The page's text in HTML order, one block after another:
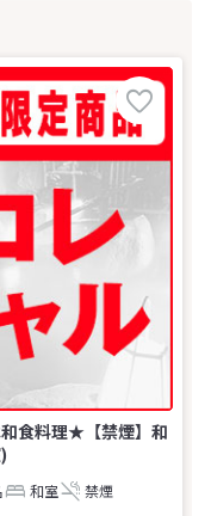
食料理★【禁煙】和
和室 禁煙